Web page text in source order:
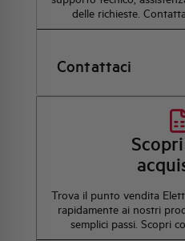
delle richieste.
Contattaci
Trova il punto vendita
rapidamente ai nostri
semplici passi. Scopri